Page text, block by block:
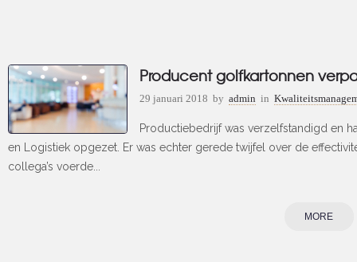
Producent golfkartonnen
29 januari 2018 by admin in
Productiebedrijf was verzelfstandigd en
en Logistiek opgezet. Er was echter gerede twijfel over de
collega’s voerde...
MORE